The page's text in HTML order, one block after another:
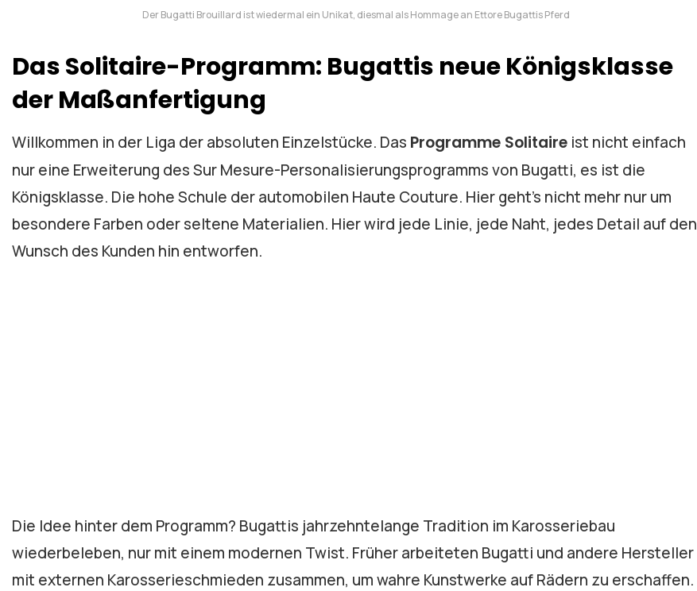
Der Bugatti Brouillard ist wiedermal ein Unikat, diesmal als Hommage an Ettore Bugattis Pferd
Das Solitaire-Programm: Bugattis neue Königsklasse
der Maßanfertigung
Willkommen in der Liga der absoluten Einzelstücke. Das Programme Solitaire ist nicht einfach
nur eine Erweiterung des Sur Mesure-Personalisierungsprogramms von Bugatti, es ist die
Königsklasse. Die hohe Schule der automobilen Haute Couture. Hier geht’s nicht mehr nur um
besondere Farben oder seltene Materialien. Hier wird jede Linie, jede Naht, jedes Detail auf den
Wunsch des Kunden hin entworfen.
Die Idee hinter dem Programm? Bugattis jahrzehntelange Tradition im Karosseriebau
wiederbeleben, nur mit einem modernen Twist. Früher arbeiteten Bugatti und andere Hersteller
mit externen Karosserieschmieden zusammen, um wahre Kunstwerke auf Rädern zu erschaffen.